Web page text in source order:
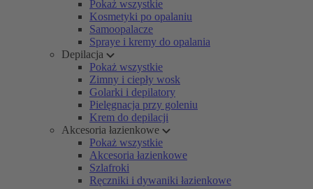
Pokaż wszystkie
Kosmetyki po opalaniu
Samoopalacze
Spraye i kremy do opalania
Depilacja
Pokaż wszystkie
Zimny i ciepły wosk
Golarki i depilatory
Pielęgnacja przy goleniu
Krem do depilacji
Akcesoria łazienkowe
Pokaż wszystkie
Akcesoria łazienkowe
Szlafroki
Ręczniki i dywaniki łazienkowe